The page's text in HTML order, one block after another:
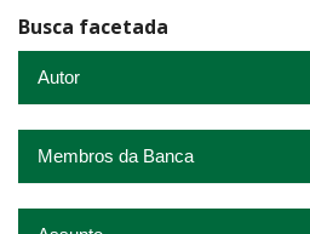
Busca facetada
Autor
Membros da Banca